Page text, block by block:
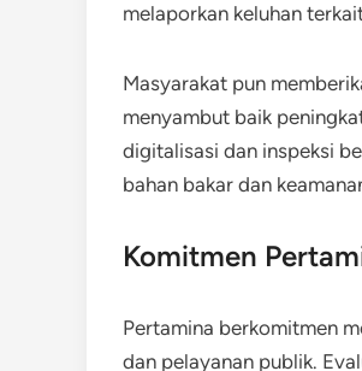
melaporkan keluhan
Masyarakat pun
menyambut baik
digitalisasi dan inspeksi
bahan bakar dan
Komitmen
Pertamina berkomitmen
dan pelayanan publik.